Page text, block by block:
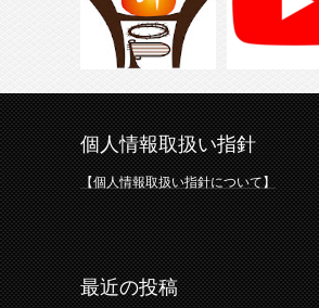
個人情報取扱い指針
【個人情報取扱い指針について】
最近の投稿